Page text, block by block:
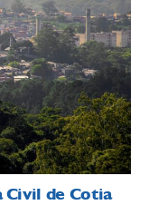
Civil de Cotia